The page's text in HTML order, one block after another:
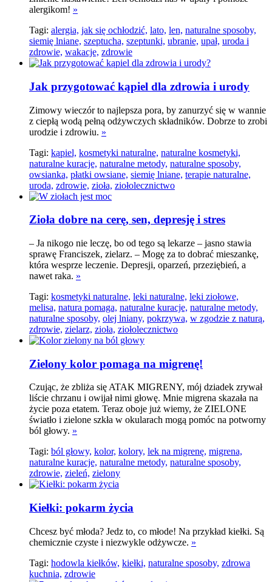
alergikom! »
Tagi: alergia, jak się ochłodzić, lato, len, naturalne sposoby,
siemię lniane, szeptucha, szeptunki, ubranie, upał, uroda i
zdrowie, wakacje, zdrowie
Jak przygotować kąpiel dla zdrowia i urody
Zimowy wieczór to najlepsza pora, by zanurzyć się w wannie
z ciepłą wodą pełną odżywczych składników. Dobrze to zrobi
urodzie i zdrowiu. »
Tagi: kąpiel, kosmetyki naturalne, naturalne kosmetyki,
naturalne kuracje, naturalne metody, naturalne sposoby,
owsianka, płatki owsiane, siemię lniane, terapie naturalne,
uroda, zdrowie, zioła, ziołolecznictwo
Zioła dobre na cerę, sen, depresję i stres
– Ja nikogo nie leczę, bo od tego są lekarze – jasno stawia
sprawę Franciszek, zielarz. – Mogę za to dobrać mieszankę,
która wesprze leczenie. Depresji, oparzeń, przeziębień, a
nawet raka. »
Tagi: kosmetyki naturalne, leki naturalne, leki ziołowe,
melisa, natura pomaga, naturalne kuracje, naturalne metody,
naturalne sposoby, olej lniany, pokrzywa, w zgodzie z naturą,
zdrowie, zielarz, zioła, ziołolecznictwo
Zielony kolor pomaga na migrenę!
Czując, że zbliża się ATAK MIGRENY, mój dziadek zrywał
liście chrzanu i owijał nimi głowę. Mnie migrena skazała na
życie poza etatem. Teraz oboje już wiemy, że ZIELONE
światło i zielone szkła w okularach mogą pomóc na potworny
ból głowy. »
Tagi: ból głowy, kolor, kolory, lek na migrenę, migrena,
naturalne kuracje, naturalne metody, naturalne sposoby,
zdrowie, zieleń, zielony
Kiełki: pokarm życia
Chcesz być młoda? Jedz to, co młode! Na przykład kiełki. Są
chemicznie czyste i niezwykle odżywcze. »
Tagi: hodowla kiełków, kiełki, naturalne sposoby, zdrowa
kuchnia, zdrowie